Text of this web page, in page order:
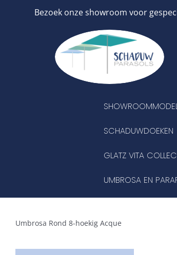
Bezoek onze showroom voor
SCHADUWDOEKEN
GLATZ VITA
UMBROSA EN
Umbrosa Rond 8-hoekig Acque